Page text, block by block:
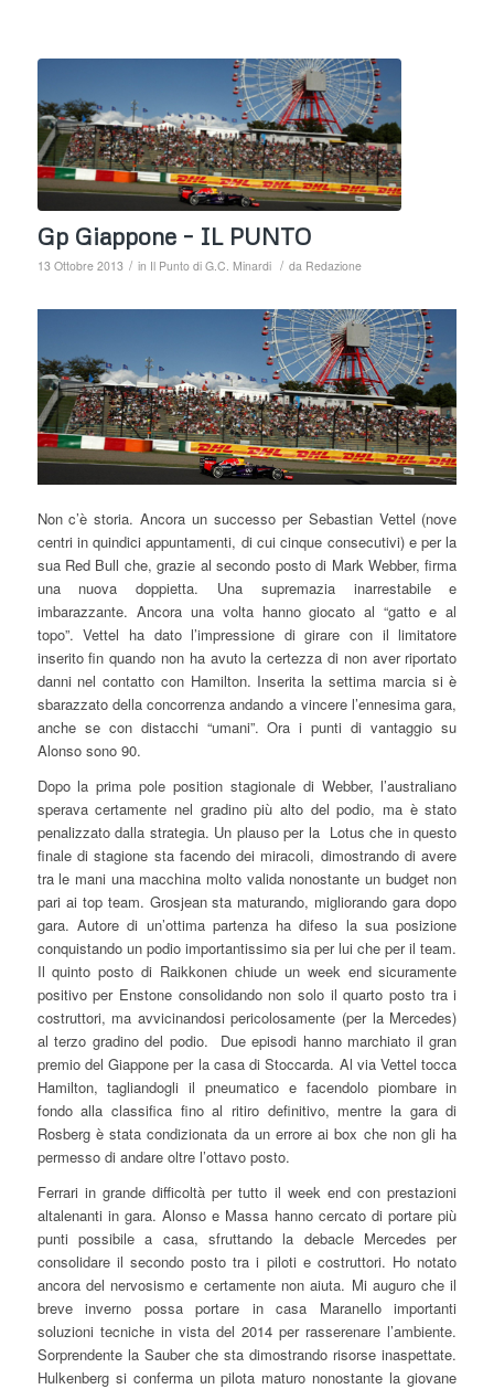
Gp Giappone – IL PUNTO
13 Ottobre 2013 / in Il Punto di G.C. Minardi / da Redazione
Non c’è storia. Ancora un successo per Sebastian Vettel (nove
centri in quindici appuntamenti, di cui cinque consecutivi) e per la
sua Red Bull che, grazie al secondo posto di Mark Webber, firma
una nuova doppietta. Una supremazia inarrestabile e
imbarazzante. Ancora una volta hanno giocato al “gatto e al
topo”. Vettel ha dato l’impressione di girare con il limitatore
inserito fin quando non ha avuto la certezza di non aver riportato
danni nel contatto con Hamilton. Inserita la settima marcia si è
sbarazzato della concorrenza andando a vincere l’ennesima gara,
anche se con distacchi “umani”. Ora i punti di vantaggio su
Alonso sono 90.
Dopo la prima pole position stagionale di Webber, l’australiano
sperava certamente nel gradino più alto del podio, ma è stato
penalizzato dalla strategia. Un plauso per la Lotus che in questo
finale di stagione sta facendo dei miracoli, dimostrando di avere
tra le mani una macchina molto valida nonostante un budget non
pari ai top team. Grosjean sta maturando, migliorando gara dopo
gara. Autore di un’ottima partenza ha difeso la sua posizione
conquistando un podio importantissimo sia per lui che per il team.
Il quinto posto di Raikkonen chiude un week end sicuramente
positivo per Enstone consolidando non solo il quarto posto tra i
costruttori, ma avvicinandosi pericolosamente (per la Mercedes)
al terzo gradino del podio. Due episodi hanno marchiato il gran
premio del Giappone per la casa di Stoccarda. Al via Vettel tocca
Hamilton, tagliandogli il pneumatico e facendolo piombare in
fondo alla classifica fino al ritiro definitivo, mentre la gara di
Rosberg è stata condizionata da un errore ai box che non gli ha
permesso di andare oltre l’ottavo posto.
Ferrari in grande difficoltà per tutto il week end con prestazioni
altalenanti in gara. Alonso e Massa hanno cercato di portare più
punti possibile a casa, sfruttando la debacle Mercedes per
consolidare il secondo posto tra i piloti e costruttori. Ho notato
ancora del nervosismo e certamente non aiuta. Mi auguro che il
breve inverno possa portare in casa Maranello importanti
soluzioni tecniche in vista del 2014 per rasserenare l’ambiente.
Sorprendente la Sauber che sta dimostrando risorse inaspettate.
Hulkenberg si conferma un pilota maturo nonostante la giovane